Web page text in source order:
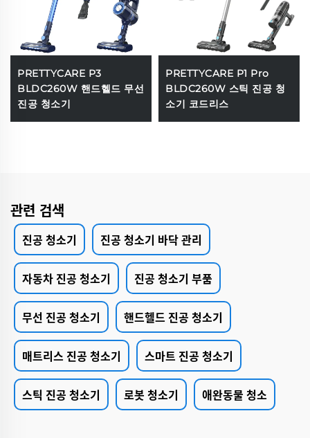
PRETTYCARE P3
BLDC260W 핸드헬드 무선
진공 청소기
PRETTYCARE P1 Pro
BLDC260W 스틱 진공 청
소기 코드리스
관련 검색
진공 청소기 진공 청소기 바닥 관리
자동차 진공 청소기 진공 청소기 부품
무선 진공 청소기 핸드헬드 진공 청소기
매트리스 진공 청소기 스마트 진공 청소기
스틱 진공 청소기 로봇 청소기 애완동물 청소